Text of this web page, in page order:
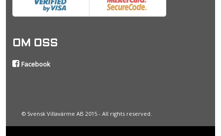
OM OSS
Facebook
© Svensk Villavärme AB 2015 - All rights reserved.